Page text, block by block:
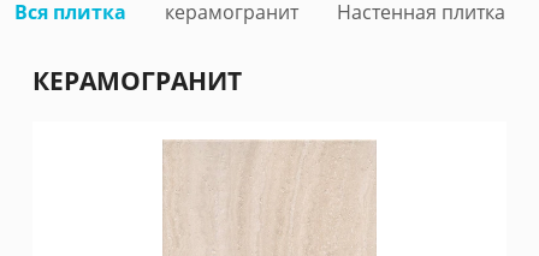
Вся плитка керамогранит Настенная плитка
КЕРАМОГРАНИТ